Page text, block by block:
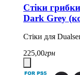
Стіки
Dark Grey
Стіки для
225,00грн